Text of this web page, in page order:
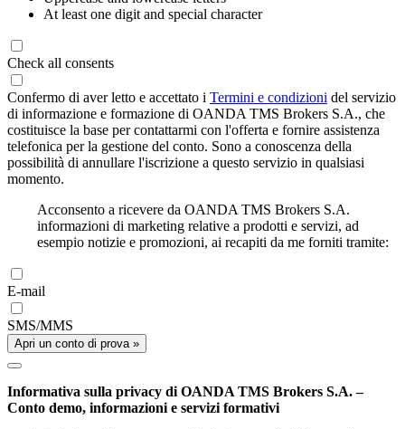
At least one digit and special character
Check all consents
Confermo di aver letto e accettato i Termini e condizioni del servizio
di informazione e formazione di OANDA TMS Brokers S.A., che
costituisce la base per contattarmi con l'offerta e fornire assistenza
telefonica per la gestione del conto. Sono a conoscenza della
possibilità di annullare l'iscrizione a questo servizio in qualsiasi
momento.
Acconsento a ricevere da OANDA TMS Brokers S.A.
informazioni di marketing relative a prodotti e servizi, ad
esempio notizie e promozioni, ai recapiti da me forniti tramite:
E-mail
SMS/MMS
Apri un conto di prova »
Informativa sulla privacy di OANDA TMS Brokers S.A. –
Conto demo, informazioni e servizi formativi